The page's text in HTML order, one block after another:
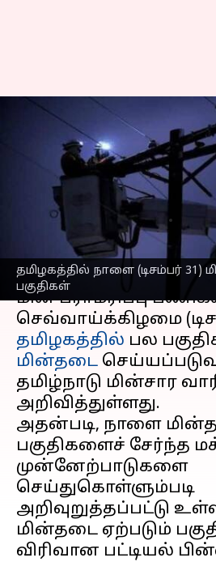
தமிழகத்தில் நாளை (டிசம்பர் 31)
பகுதிகள்
உங்கள்
(டிசம்பர் 31)
இருக்கிறதா
எழுதியவர் Sekar Chinnappan
செய்தி முன்னோட்டம்
மின் பராமரிப்பு
செவ்வாய்க்கிழமை
தமிழகத்தில் பல
மின்தடை
தமிழ்நாடு மின்சார
அறிவித்துள்ளது.
அதன்படி, நாளை
பகுதிகளைச் சேர்ந்த
முன்னேற்பாடுகளை
செய்துகொள்ளும்படி
அறிவுறுத்தப்பட்டு
மின்தடை ஏற்படும்